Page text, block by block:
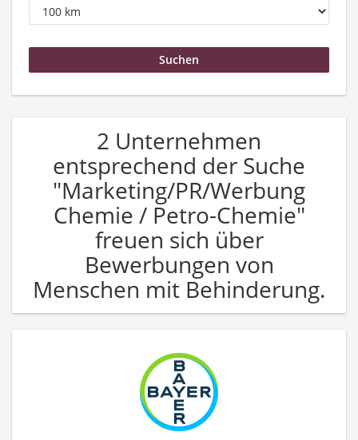
2 Unternehmen
entsprechend der Suche
"Marketing/PR/Werbung
Chemie / Petro-Chemie"
freuen sich über
Bewerbungen von
Menschen mit Behinderung.